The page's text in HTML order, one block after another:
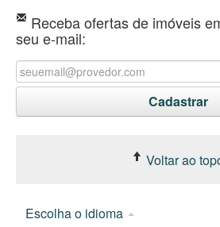
Receba ofertas de imóveis
seu e-mail:
Voltar ao
Escolha o idioma